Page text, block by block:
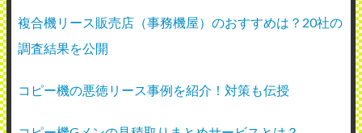
複合機リース販売店（事務機屋）のおすすめは？20社の
調査結果を公開
コピー機の悪徳リース事例を紹介！対策も伝授